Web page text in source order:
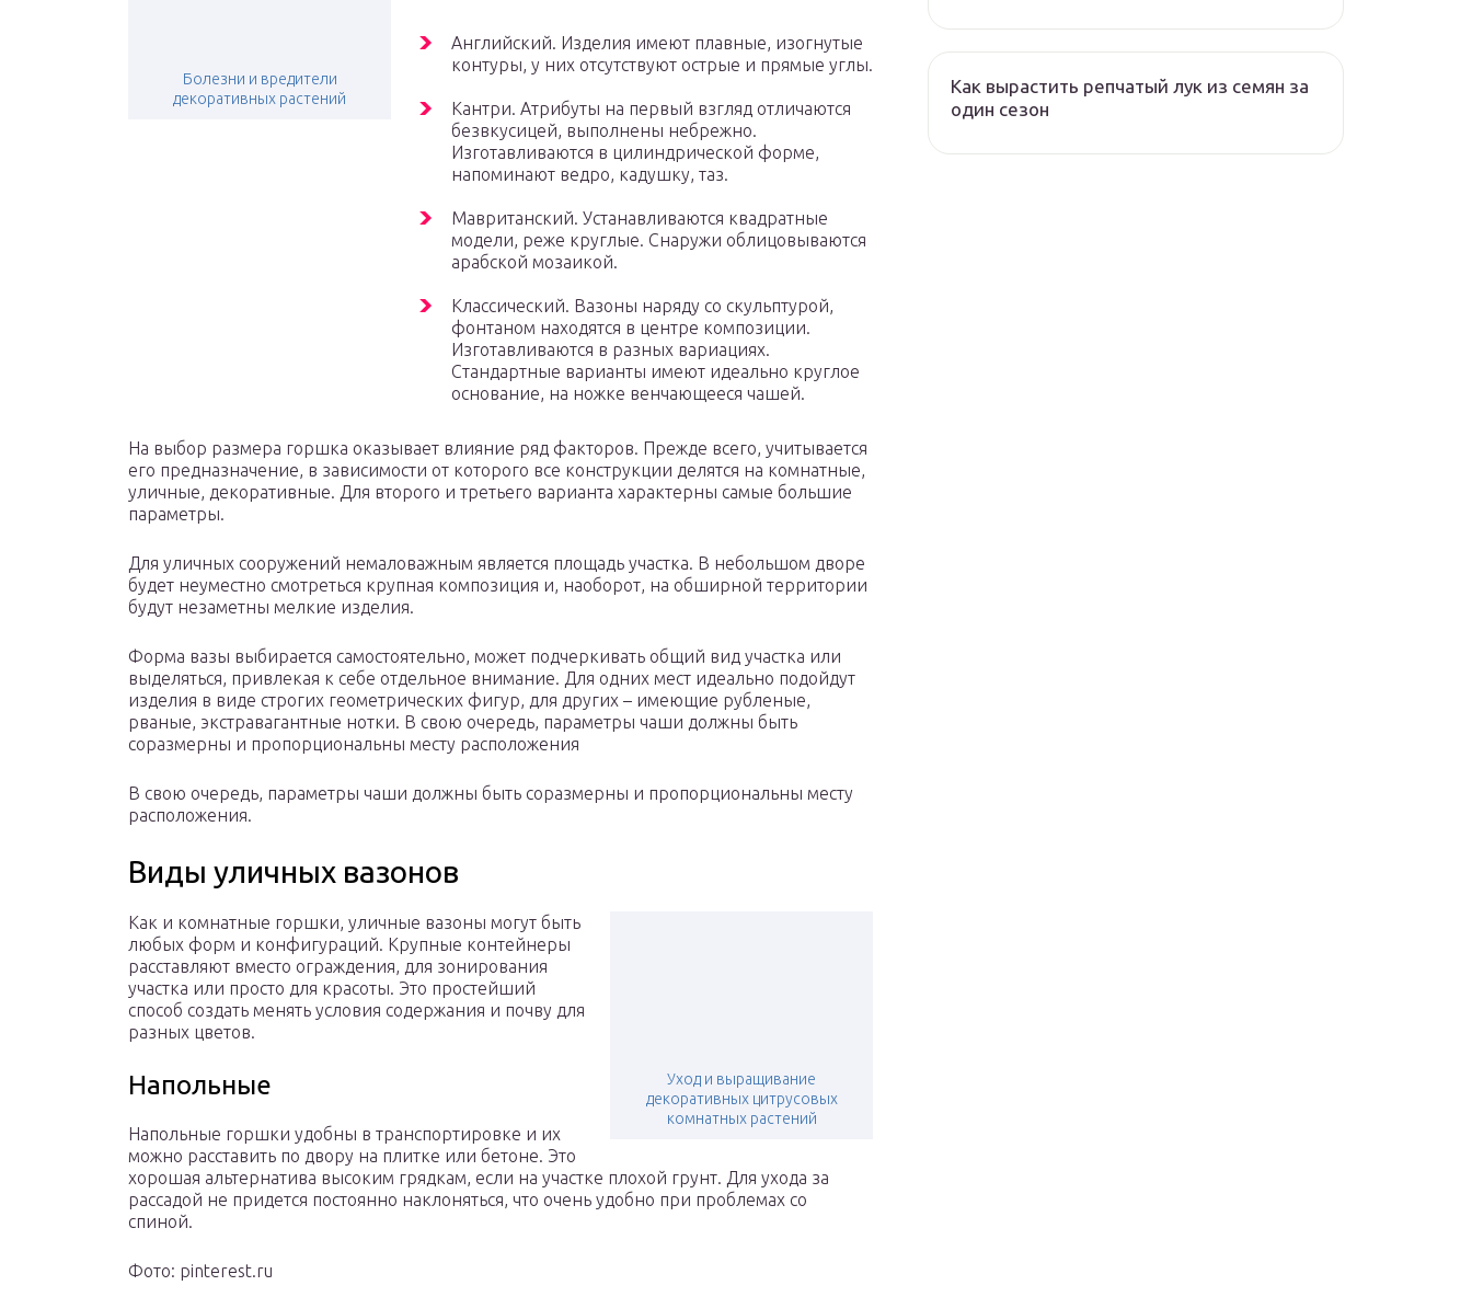
Болезни и вредители
декоративных растений
Английский. Изделия имеют плавные, изогнутые
контуры, у них отсутствуют острые и прямые углы.
Кантри. Атрибуты на первый взгляд отличаются
безвкусицей, выполнены небрежно.
Изготавливаются в цилиндрической форме,
напоминают ведро, кадушку, таз.
Мавританский. Устанавливаются квадратные
модели, реже круглые. Снаружи облицовываются
арабской мозаикой.
Классический. Вазоны наряду со скульптурой,
фонтаном находятся в центре композиции.
Изготавливаются в разных вариациях.
Стандартные варианты имеют идеально круглое
основание, на ножке венчающееся чашей.
На выбор размера горшка оказывает влияние ряд факторов. Прежде всего, учитывается
его предназначение, в зависимости от которого все конструкции делятся на комнатные,
уличные, декоративные. Для второго и третьего варианта характерны самые большие
параметры.
Для уличных сооружений немаловажным является площадь участка. В небольшом дворе
будет неуместно смотреться крупная композиция и, наоборот, на обширной территории
будут незаметны мелкие изделия.
Форма вазы выбирается самостоятельно, может подчеркивать общий вид участка или
выделяться, привлекая к себе отдельное внимание. Для одних мест идеально подойдут
изделия в виде строгих геометрических фигур, для других – имеющие рубленые,
рваные, экстравагантные нотки. В свою очередь, параметры чаши должны быть
соразмерны и пропорциональны месту расположения
В свою очередь, параметры чаши должны быть соразмерны и пропорциональны месту
расположения.
Виды уличных вазонов
Уход и выращивание
декоративных цитрусовых
комнатных растений
Как и комнатные горшки, уличные вазоны могут быть
любых форм и конфигураций. Крупные контейнеры
расставляют вместо ограждения, для зонирования
участка или просто для красоты. Это простейший
способ создать менять условия содержания и почву для
разных цветов.
Напольные
Напольные горшки удобны в транспортировке и их
можно расставить по двору на плитке или бетоне. Это
хорошая альтернатива высоким грядкам, если на участке плохой грунт. Для ухода за
рассадой не придется постоянно наклоняться, что очень удобно при проблемах со
спиной.
Фото: pinterest.ru
Как вырастить репчатый лук из семян за
один сезон